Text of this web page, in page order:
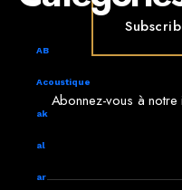
AB
Acoustique
ak
al
ar
Abonnez-vous à